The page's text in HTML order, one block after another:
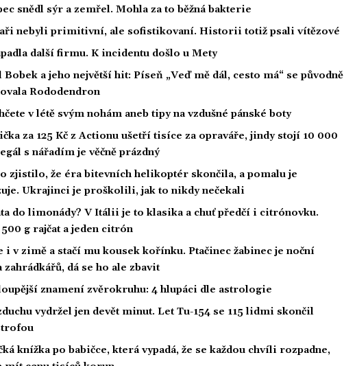
snědl sýr a zemřel. Mohla za to běžná bakterie
nebyli primitivní, ale sofistikovaní. Historii totiž psali vítězové
další firmu. K incidentu došlo u Mety
Bobek a jeho největší hit: Píseň „Veď mě dál, cesto má“ se původně
Rododendron
v létě svým nohám aneb tipy na vzdušné pánské boty
za 125 Kč z Actionu ušetří tisíce za opraváře, jindy stojí 10 000
s nářadím je věčně prázdný
zjistilo, že éra bitevních helikoptér skončila, a pomalu je
Ukrajinci je proškolili, jak to nikdy nečekali
do limonády? V Itálii je to klasika a chuť předčí i citrónovku.
500 g rajčat a jeden citrón
i v zimě a stačí mu kousek kořínku. Ptačinec žabinec je noční
zahrádkářů, dá se ho ale zbavit
znamení zvěrokruhu: 4 hlupáci dle astrologie
vydržel jen devět minut. Let Tu-154 se 115 lidmi skončil
knížka po babičce, která vypadá, že se každou chvíli rozpadne,